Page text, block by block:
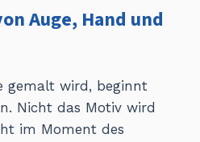
Auge, Hand und
gemalt wird, beginnt
Nicht das Motiv wird
im Moment des